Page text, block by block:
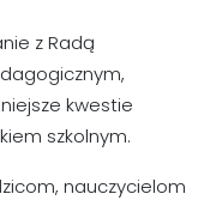
z Radą
kwestie
szkolnym.
nauczycielom